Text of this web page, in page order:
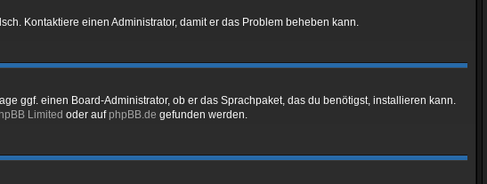
Kontaktiere einen Administrator, damit er das Problem beheben kann.
ggf. einen Board-Administrator, ob er das Sprachpaket, das du benötigst, installieren kann.
Limited oder aufphpBB.de gefunden werden.